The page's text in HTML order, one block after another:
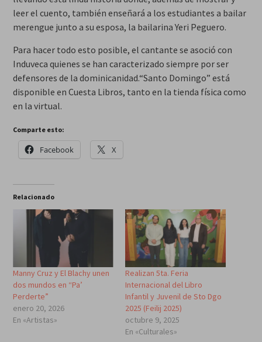
leer el cuento, también enseñará a los estudiantes a bailar
merengue junto a su esposa, la bailarina Yeri Peguero.
Para hacer todo esto posible, el cantante se asoció con
Induveca quienes se han caracterizado siempre por ser
defensores de la dominicanidad.“Santo Domingo” está
disponible en Cuesta Libros, tanto en la tienda física como
en la virtual.
Comparte esto:
Facebook X
Relacionado
Manny Cruz y El Blachy unen
dos mundos en “Pa’
Perderte”
enero 20, 2026
En «Artistas»
Realizan 5ta. Feria
Internacional del Libro
Infantil y Juvenil de Sto Dgo
2025 (Feilij 2025)
octubre 9, 2025
En «Culturales»